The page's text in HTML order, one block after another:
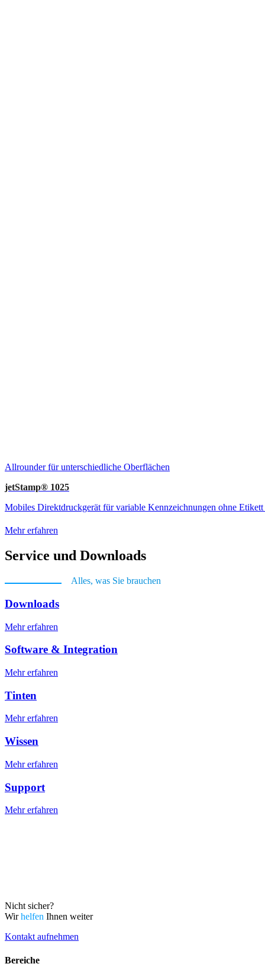
Allrounder für unterschiedliche Oberflächen
jetStamp® 1025
Mobiles Direktdruckgerät für variable Kennzeichnungen ohne
Mehr erfahren
Service und Downloads
Alles, was Sie brauchen
Downloads
Mehr erfahren
Software & Integration
Mehr erfahren
Tinten
Mehr erfahren
Wissen
Mehr erfahren
Support
Mehr erfahren
Nicht sicher?
Wirhelfen Ihnen weiter
Kontakt aufnehmen
Bereiche